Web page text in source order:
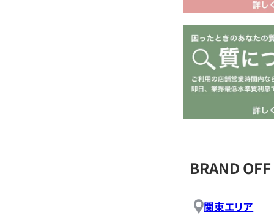
BRAND
関東エリア